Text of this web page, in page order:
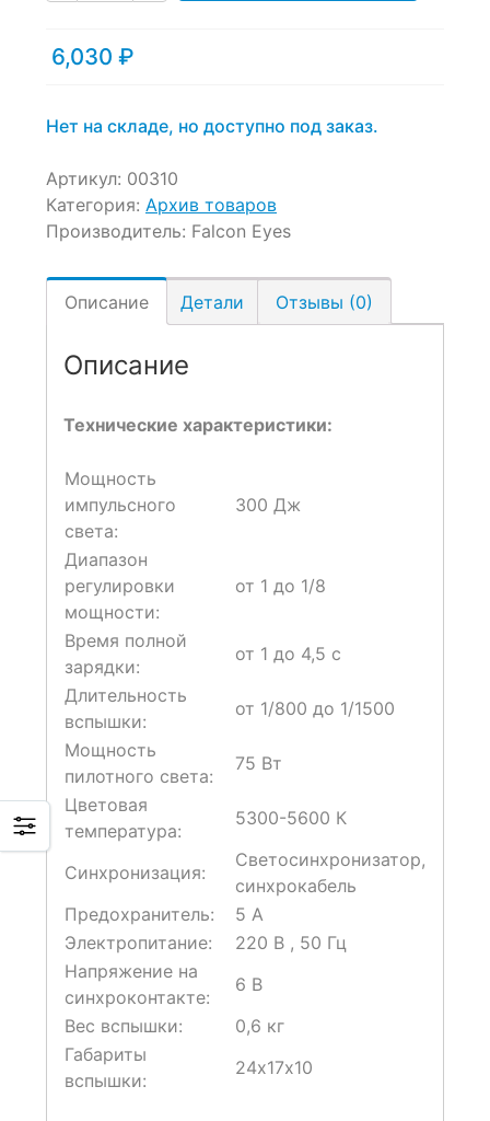
on
customer
6,030 ₽
Нет на складе, но доступно под заказ.
Артикул: 00310
Категория: Архив товаров
Производитель: Falcon Eyes
Описание Детали Отзывы (0)
Описание
Технические характеристики:
Мощность
импульсного
света:
300 Дж
Диапазон
регулировки
мощности:
от 1 до 1/8
Время полной
зарядки:
от 1 до 4,5 с
Длительность
вспышки:
от 1/800 до 1/1500
Мощность
пилотного света:
75 Вт
Цветовая
температура:
5300-5600 К
Синхронизация:
Светосинхронизатор,
синхрокабель
Предохранитель:
5 A
Электропитание:
220 В , 50 Гц
Напряжение на
синхроконтакте:
6 В
Вес вспышки:
0,6 кг
Габариты
вспышки:
24х17х10